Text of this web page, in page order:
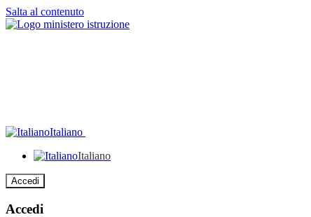
Salta al contenuto
Italiano
Italiano
Accedi
Accedi